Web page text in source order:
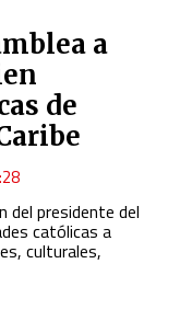
a
de
del presidente del
católicas a
culturales,